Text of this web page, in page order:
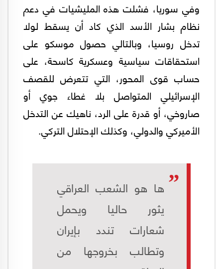
وفي سوريا، فشلت هذه المليشيات في دعم
نظام بشار الأسد الذي كاد أن يسقط لولا
تدخل روسيا، وبالتالي حصول موسكو على
استحقاقات سياسية وعسكرية كاسحة، على
حساب قوى المحور، التي تتعرض للقصف
الإسرائيلي المتواصل بلا غطاء جوي أو
صاروخي، أو قدرة على الرد، ناهيك عن التدخل
الأميركي والدولي، وكذلك الإحتلال التركي.
ها هو الشعب العراقي
يثور حاليا ويحمل
شعارات تندد بإيران
وتطالب بخروجها من